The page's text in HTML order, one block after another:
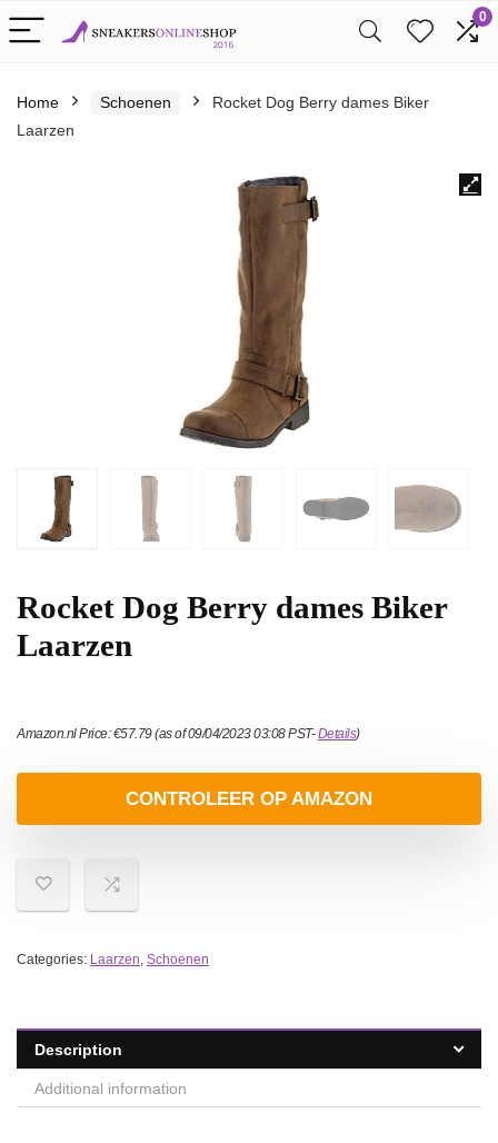
0
Home Schoenen
Rocket Dog Berry dames Biker
Laarzen
Rocket Dog Berry dames Biker
Laarzen
Amazon.nl Price:€57.79(as of 09/04/2023 03:08 PST-Details)
CONTROLEER OP AMAZON
Categories: Laarzen, Schoenen
Description
Additional information